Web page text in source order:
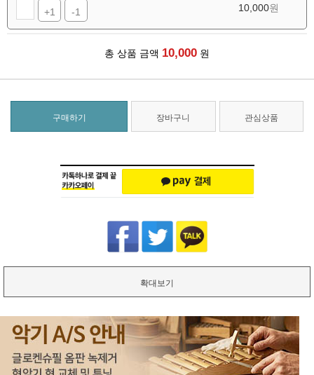
+1 -1 10,000원
총 상품 금액 10,000 원
구매하기 장바구니 관심상품
확대보기